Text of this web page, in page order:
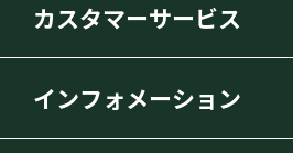
カスタマーサービス
インフォメーション